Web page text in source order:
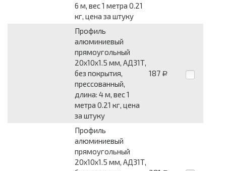
6 м, вес 1 метра 0.21
кг, цена за штуку
Профиль
алюминиевый
прямоугольный
20x10x1.5 мм, АД31Т,
без покрытия,
прессованный,
длина: 4 м, вес 1
метра 0.21 кг, цена
за штуку
187 Р
Профиль
алюминиевый
прямоугольный
20x10x1.5 мм, АД31Т,